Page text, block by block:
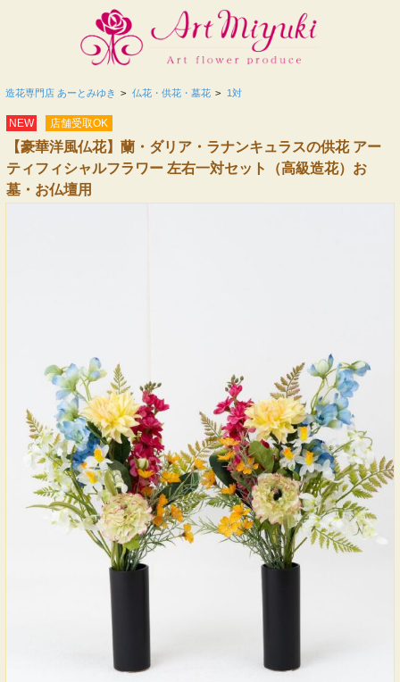
造花専門店 あーとみゆき > 仏花・供花・墓花 > 1対
NEW 店舗受取OK
【豪華洋風仏花】蘭・ダリア・ラナンキュラスの供花 アー
ティフィシャルフラワー 左右一対セット（高級造花）お
墓・お仏壇用